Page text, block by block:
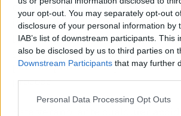
your opt-out. You may separately opt-out
disclosure of your personal information by
IAB’s list of downstream participants. This
also be disclosed by us to third parties on
Downstream Participants that may further
Personal Data Processing Opt Outs
compañías y conseguir
justas, incluso en casos
patologías previas o secuelas.
garantizanatención rápida y
para no perder tiempo en
proceso.